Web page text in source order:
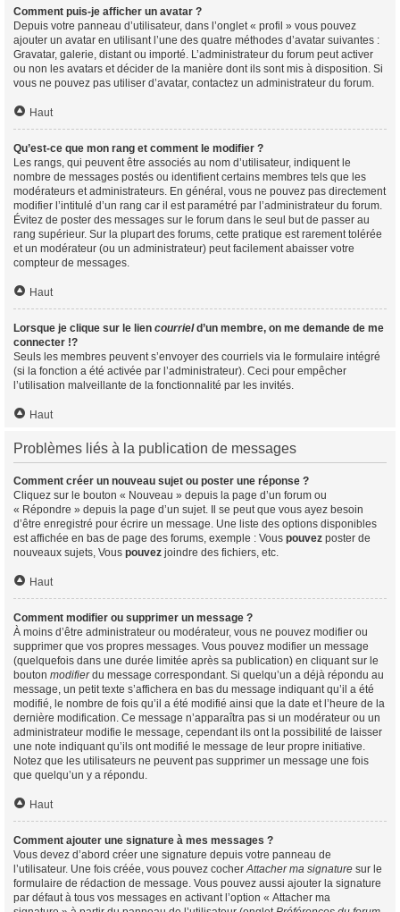
Comment puis-je afficher un avatar ?
Depuis votre panneau d’utilisateur, dans l’onglet « profil » vous pouvez
ajouter un avatar en utilisant l’une des quatre méthodes d’avatar suivantes :
Gravatar, galerie, distant ou importé. L’administrateur du forum peut activer
ou non les avatars et décider de la manière dont ils sont mis à disposition. Si
vous ne pouvez pas utiliser d’avatar, contactez un administrateur du forum.
Haut
Qu’est-ce que mon rang et comment le modifier ?
Les rangs, qui peuvent être associés au nom d’utilisateur, indiquent le
nombre de messages postés ou identifient certains membres tels que les
modérateurs et administrateurs. En général, vous ne pouvez pas directement
modifier l’intitulé d’un rang car il est paramétré par l’administrateur du forum.
Évitez de poster des messages sur le forum dans le seul but de passer au
rang supérieur. Sur la plupart des forums, cette pratique est rarement tolérée
et un modérateur (ou un administrateur) peut facilement abaisser votre
compteur de messages.
Haut
Lorsque je clique sur le lien courrield’un membre, on me demande de me
connecter !?
Seuls les membres peuvent s’envoyer des courriels via le formulaire intégré
(si la fonction a été activée par l’administrateur). Ceci pour empêcher
l’utilisation malveillante de la fonctionnalité par les invités.
Haut
Problèmes liés à la publication de messages
Comment créer un nouveau sujet ou poster une réponse ?
Cliquez sur le bouton « Nouveau » depuis la page d’un forum ou
« Répondre » depuis la page d’un sujet. Il se peut que vous ayez besoin
d’être enregistré pour écrire un message. Une liste des options disponibles
est affichée en bas de page des forums, exemple : Vous pouvez poster de
nouveaux sujets, Vous pouvez joindre des fichiers, etc.
Haut
Comment modifier ou supprimer un message ?
À moins d’être administrateur ou modérateur, vous ne pouvez modifier ou
supprimer que vos propres messages. Vous pouvez modifier un message
(quelquefois dans une durée limitée après sa publication) en cliquant sur le
bouton modifierdu message correspondant. Si quelqu’un a déjà répondu au
message, un petit texte s’affichera en bas du message indiquant qu’il a été
modifié, le nombre de fois qu’il a été modifié ainsi que la date et l’heure de la
dernière modification. Ce message n’apparaîtra pas si un modérateur ou un
administrateur modifie le message, cependant ils ont la possibilité de laisser
une note indiquant qu’ils ont modifié le message de leur propre initiative.
Notez que les utilisateurs ne peuvent pas supprimer un message une fois
que quelqu’un y a répondu.
Haut
Comment ajouter une signature à mes messages ?
Vous devez d’abord créer une signature depuis votre panneau de
l’utilisateur. Une fois créée, vous pouvez cocherAttacher ma signature sur le
formulaire de rédaction de message. Vous pouvez aussi ajouter la signature
par défaut à tous vos messages en activant l’option « Attacher ma